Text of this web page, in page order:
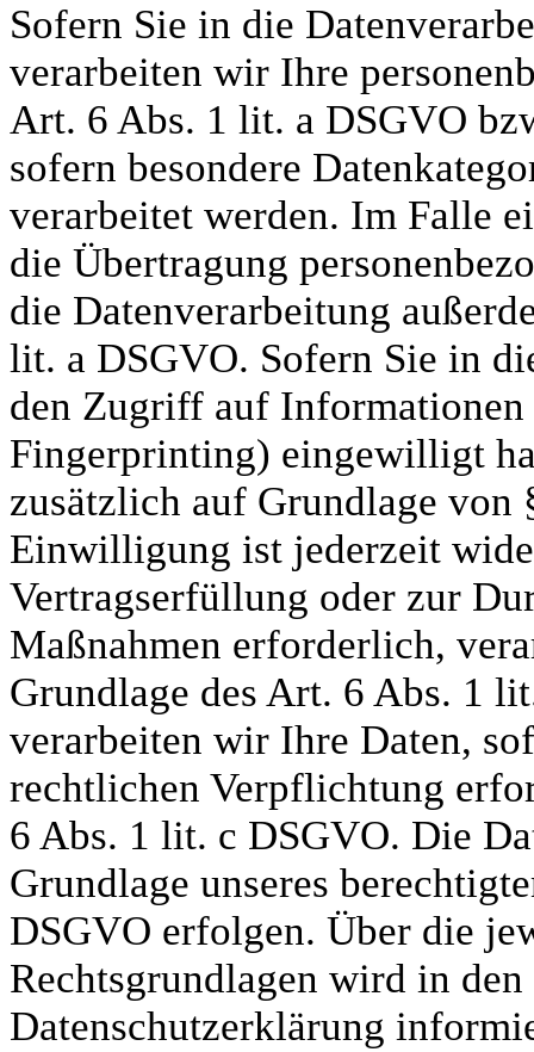
Sofern Sie in die
verarbeiten wir Ihre
Art. 6 Abs. 1 lit. a DSGVO
sofern besondere
verarbeitet werden. Im Falle
die Übertragung
die Datenverarbeitung
lit. a DSGVO. Sofern Sie in
den Zugriff auf
Fingerprinting) eingewilligt
zusätzlich auf Grundlage von
Einwilligung ist jederzeit
Vertragserfüllung oder zur
Maßnahmen erforderlich,
Grundlage des Art. 6 Abs. 1
verarbeiten wir Ihre Daten,
rechtlichen Verpflichtung
6 Abs. 1 lit. c DSGVO. Die
Grundlage unseres
DSGVO erfolgen. Über die
Rechtsgrundlagen wird in
Datenschutzerklärung